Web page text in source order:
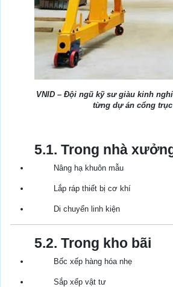
VNID – Đội ngũ kỹ sư giàu kinh
từng dự án cổng
5.1. Trong nhà
Nâng hạ khuôn mẫu
Lắp ráp thiết bị cơ khí
Di chuyển linh kiện
5.2. Trong kho bãi
Bốc xếp hàng hóa nhẹ
Sắp xếp vật tư